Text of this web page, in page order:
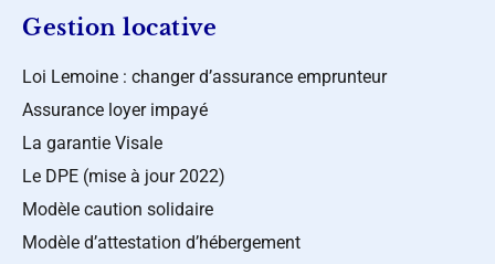
Gestion locative
Loi Lemoine : changer d’assurance emprunteur
Assurance loyer impayé
La garantie Visale
Le DPE (mise à jour 2022)
Modèle caution solidaire
Modèle d’attestation d’hébergement